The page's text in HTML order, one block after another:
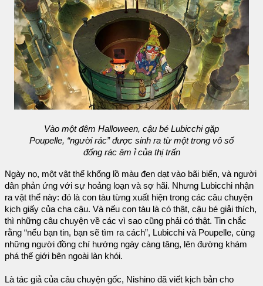
Vào một đêm Halloween, cậu bé Lubicchi gặp
Poupelle, “người rác” được sinh ra từ một trong vô số
đống rác âm ỉ của thị trấn
Ngày nọ, một vật thể khổng lồ màu đen dạt vào bãi biển, và người
dân phản ứng với sự hoảng loạn và sợ hãi. Nhưng Lubicchi nhận
ra vật thể này: đó là con tàu từng xuất hiện trong các câu chuyện
kịch giấy của cha cậu. Và nếu con tàu là có thật, cậu bé giải thích,
thì những câu chuyện về các vì sao cũng phải có thật. Tin chắc
rằng “nếu bạn tin, bạn sẽ tìm ra cách”, Lubicchi và Poupelle, cùng
những người đồng chí hướng ngày càng tăng, lên đường khám
phá thế giới bên ngoài làn khói.
Là tác giả của câu chuyện gốc, Nishino đã viết kịch bản cho